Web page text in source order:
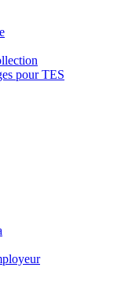
pour TES